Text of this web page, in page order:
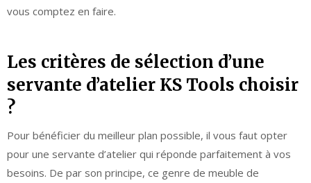
vous comptez en faire.
Les critères de sélection d’une
servante d’atelier KS Tools choisir
?
Pour bénéficier du meilleur plan possible, il vous faut opter
pour une servante d’atelier qui réponde parfaitement à vos
besoins. De par son principe, ce genre de meuble de